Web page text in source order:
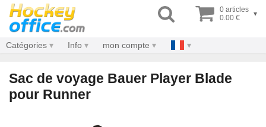
0 articles
0.00 €
▾
Catégories Info mon compte
Sac de voyage Bauer Player Blade
pour Runner